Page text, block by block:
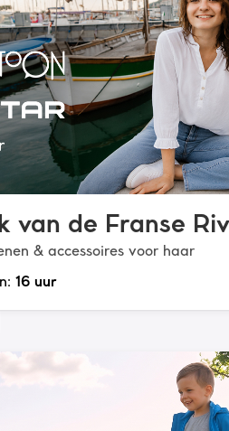
van de Franse
& accessoires voor haar
: 16 uur